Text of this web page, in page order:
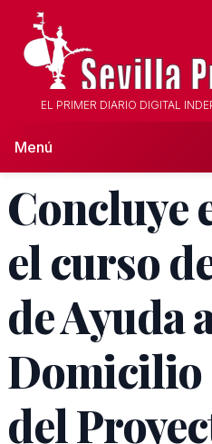
EL PRIMER DIARIO DIGITAL
Menú
Concluye
el curso
de Ayuda
Domicilio
del